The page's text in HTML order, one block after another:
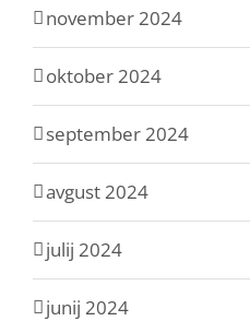
november 2024
oktober 2024
september 2024
avgust 2024
julij 2024
junij 2024